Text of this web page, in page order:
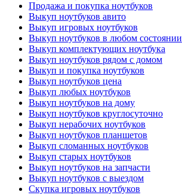
Продажа и покупка ноутбуков
Выкуп ноутбуков авито
Выкуп игровых ноутбуков
Выкуп ноутбуков в любом состоянии
Выкуп комплектующих ноутбука
Выкуп ноутбуков рядом с домом
Выкуп и покупка ноутбуков
Выкуп ноутбуков цена
Выкуп любых ноутбуков
Выкуп ноутбуков на дому
Выкуп ноутбуков круглосуточно
Выкуп нерабочих ноутбуков
Выкуп ноутбуков планшетов
Выкуп сломанных ноутбуков
Выкуп старых ноутбуков
Выкуп ноутбуков на запчасти
Выкуп ноутбуков с выездом
Скупка игровых ноутбуков